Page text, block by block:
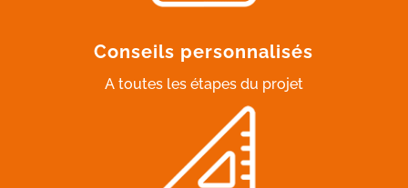
Conseils personnalisés
A toutes les étapes du projet